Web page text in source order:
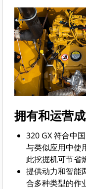
拥有和运营
320 GX 符合中
与类似应用中使
此挖掘机可节省
提供动力和智能
合多种类型的作